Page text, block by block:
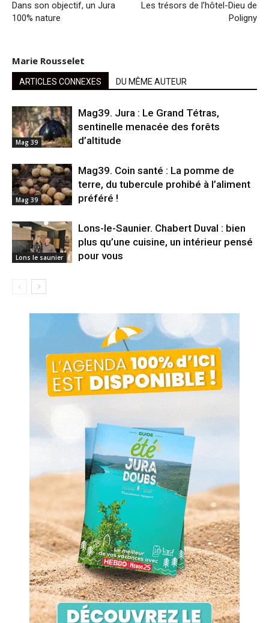
Dans son objectif, un Jura
100% nature
Les trésors de l’hôtel-Dieu de
Poligny
Marie Rousselet
ARTICLES CONNEXES DU MÊME AUTEUR
Mag 39
Mag39. Jura : Le Grand Tétras,
sentinelle menacée des forêts
d’altitude
Mag 39
Mag39. Coin santé : La pomme de
terre, du tubercule prohibé à l’aliment
préféré !
Lons le saunier
Lons-le-Saunier. Chabert Duval : bien
plus qu’une cuisine, un intérieur pensé
pour vous